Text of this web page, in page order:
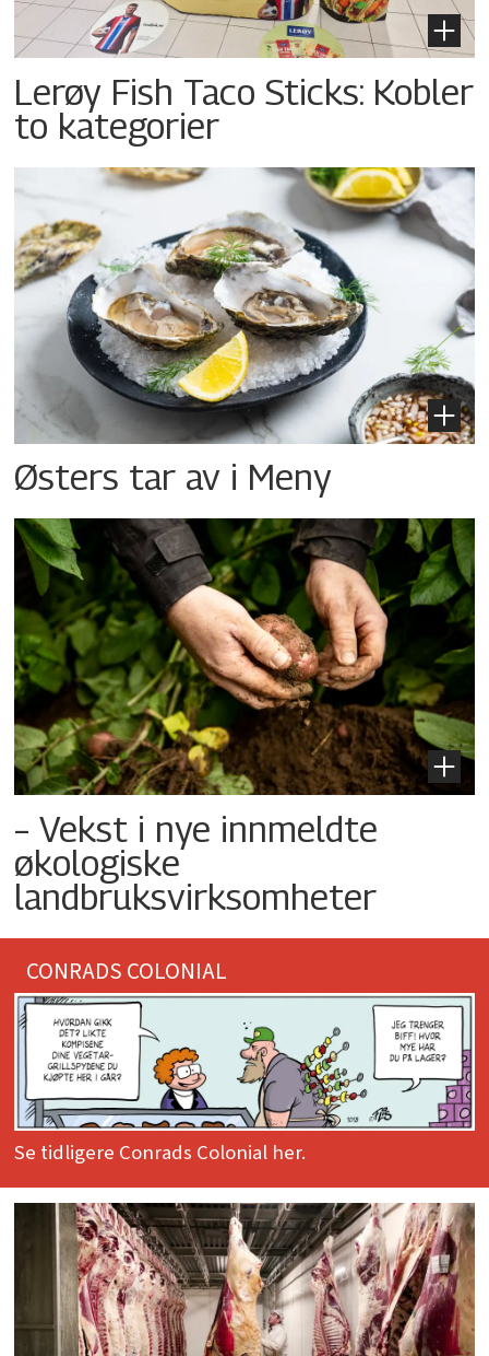
Lerøy Fish Taco Sticks: Kobler
to kategorier
Østers tar av i Meny
– Vekst i nye innmeldte
økologiske
landbruksvirksomheter
CONRADS COLONIAL
Se tidligere Conrads Colonial her.